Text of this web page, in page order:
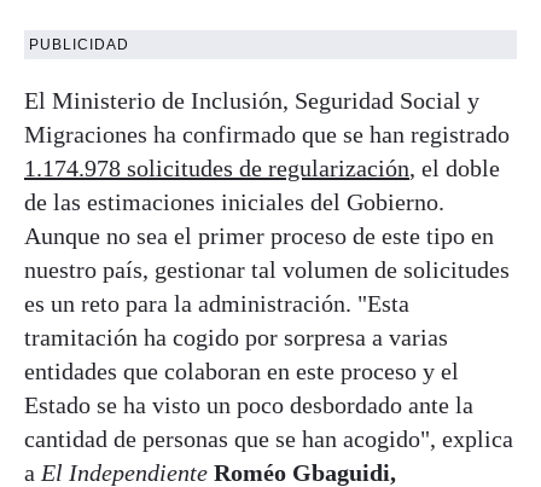
PUBLICIDAD
El Ministerio de Inclusión, Seguridad Social y
Migraciones ha confirmado que se han registrado
1.174.978 solicitudes de regularización, el doble
de las estimaciones iniciales del Gobierno.
Aunque no sea el primer proceso de este tipo en
nuestro país, gestionar tal volumen de solicitudes
es un reto para la administración. "Esta
tramitación ha cogido por sorpresa a varias
entidades que colaboran en este proceso y el
Estado se ha visto un poco desbordado ante la
cantidad de personas que se han acogido", explica
a El Independiente Roméo Gbaguidi,